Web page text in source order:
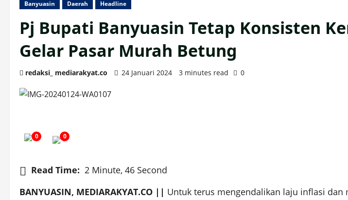
Banyuasin Daerah Headline
Pj Bupati Banyuasin Tetap Konsisten
Gelar Pasar Murah Betung
redaksi_ mediarakyat.co 24 Januari 2024 3 minutes read 0
0 0
Read Time: 2 Minute, 46 Second
BANYUASIN, MEDIARAKYAT.CO || Untuk terus mengendalikan laju inflasi